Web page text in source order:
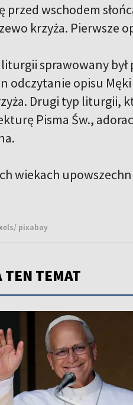
przed wschodem
krzyża. Pierwsze
sprawowany
odczytanie opisu
Drugi typ liturgii,
Pisma Św.,
wiekach
pixabay
TEN TEMAT